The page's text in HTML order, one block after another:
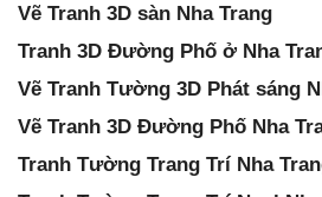
Vẽ Tranh 3D sàn Nha Trang
Tranh 3D Đường Phố ở Nha
Vẽ Tranh Tường 3D Phát sáng
Vẽ Tranh 3D Đường Phố Nha
Tranh Tường Trang Trí Nha